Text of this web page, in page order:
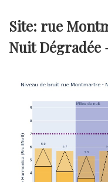
Site: rue
Nuit Dégradée